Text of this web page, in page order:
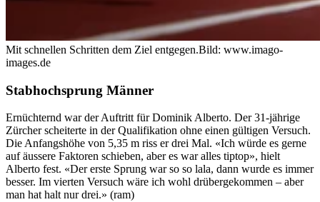
Mit schnellen Schritten dem Ziel entgegen.Bild: www.imago-
images.de
Stabhochsprung Männer
Ernüchternd war der Auftritt für Dominik Alberto. Der 31-jährige
Zürcher scheiterte in der Qualifikation ohne einen gültigen Versuch.
Die Anfangshöhe von 5,35 m riss er drei Mal. «Ich würde es gerne
auf äussere Faktoren schieben, aber es war alles tiptop», hielt
Alberto fest. «Der erste Sprung war so so lala, dann wurde es immer
besser. Im vierten Versuch wäre ich wohl drübergekommen – aber
man hat halt nur drei.» (ram)